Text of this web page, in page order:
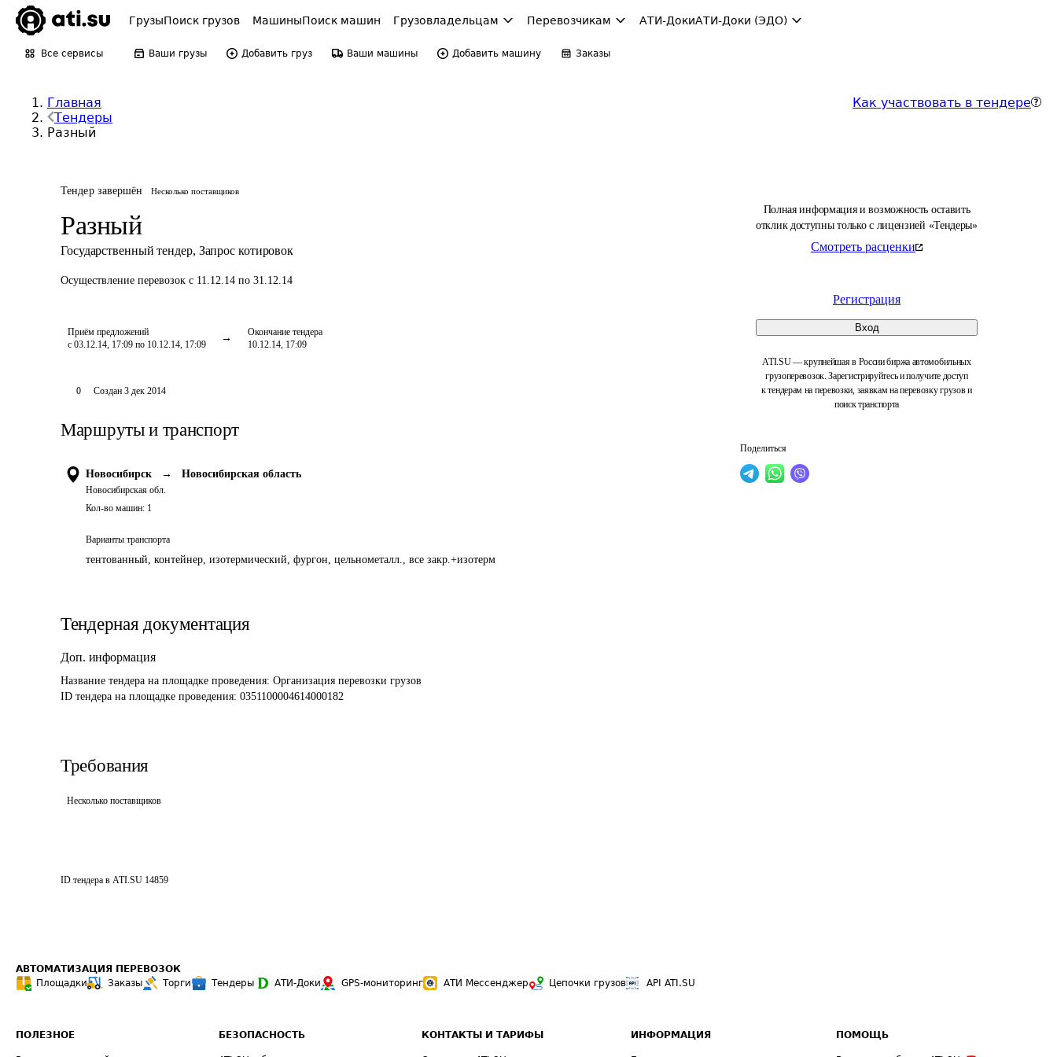
ГрузыПоиск грузов МашиныПоиск машин Грузовладельцам Перевозчикам АТИ-ДокиАТИ-Доки (ЭДО)
Все сервисы Ваши грузы Добавить груз Ваши машины Добавить машину Заказы
Главная
Тендеры
Разный
Как участвовать в тендере
Тендер завершён Несколько поставщиков
Разный
Государственный тендер, Запрос котировок
Осуществление перевозок с 11.12.14 по 31.12.14
Приём предложений
с 03.12.14, 17:09 по 10.12.14, 17:09
Окончание тендера
10.12.14, 17:09
Полная информация и возможность оставить
отклик доступны только с лицензией «Тендеры»
Смотреть расценки
Регистрация
Вход
ATI.SU — крупнейшая в России биржа автомобильных
грузоперевозок. Зарегистрируйтесь и получите доступ
к тендерам на перевозки, заявкам на перевозку грузов и
поиск транспорта
Поделиться
0 Создан 3 дек 2014
Маршруты и транспорт
Новосибирск →
Новосибирская обл.
Новосибирская область
Кол-во машин: 1
Варианты транспорта
тентованный, контейнер, изотермический, фургон, цельнометалл., все закр.+изотерм
Тендерная документация
Доп. информация
Название тендера на площадке проведения: Организация перевозки грузов
ID тендера на площадке проведения: 0351100004614000182
Требования
Несколько поставщиков
ID тендера в ATI.SU 14859
АВТОМАТИЗАЦИЯ ПЕРЕВОЗОК
Площадки
Заказы Торги Тендеры АТИ-Доки GPS-мониторинг АТИ Мессенджер Цепочки грузов API ATI.SU
ПОЛЕЗНОЕ БЕЗОПАСНОСТЬ КОНТАКТЫ И ТАРИФЫ ИНФОРМАЦИЯ ПОМОЩЬ